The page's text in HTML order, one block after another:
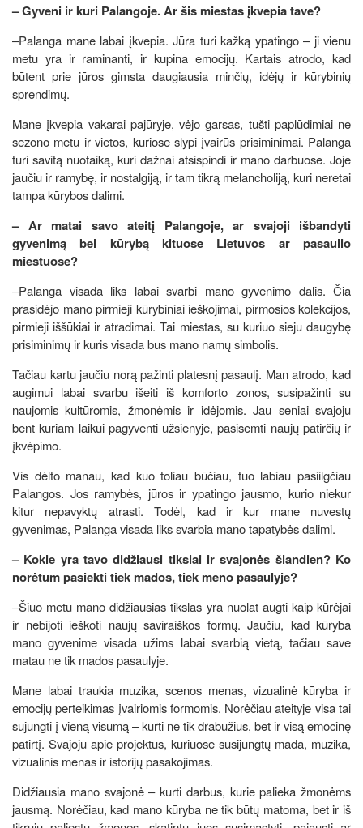
– Gyveni ir kuri Palangoje. Ar šis miestas įkvepia tave?
–Palanga mane labai įkvepia. Jūra turi kažką ypatingo – ji vienu
metu yra ir raminanti, ir kupina emocijų. Kartais atrodo, kad
būtent prie jūros gimsta daugiausia minčių, idėjų ir kūrybinių
sprendimų.
Mane įkvepia vakarai pajūryje, vėjo garsas, tušti paplūdimiai ne
sezono metu ir vietos, kuriose slypi įvairūs prisiminimai. Palanga
turi savitą nuotaiką, kuri dažnai atsispindi ir mano darbuose. Joje
jaučiu ir ramybę, ir nostalgiją, ir tam tikrą melancholiją, kuri neretai
tampa kūrybos dalimi.
– Ar matai savo ateitį Palangoje, ar svajoji išbandyti
gyvenimą bei kūrybą kituose Lietuvos ar pasaulio
miestuose?
–Palanga visada liks labai svarbi mano gyvenimo dalis. Čia
prasidėjo mano pirmieji kūrybiniai ieškojimai, pirmosios kolekcijos,
pirmieji iššūkiai ir atradimai. Tai miestas, su kuriuo sieju daugybę
prisiminimų ir kuris visada bus mano namų simbolis.
Tačiau kartu jaučiu norą pažinti platesnį pasaulį. Man atrodo, kad
augimui labai svarbu išeiti iš komforto zonos, susipažinti su
naujomis kultūromis, žmonėmis ir idėjomis. Jau seniai svajoju
bent kuriam laikui pagyventi užsienyje, pasisemti naujų patirčių ir
įkvėpimo.
Vis dėlto manau, kad kuo toliau būčiau, tuo labiau pasiilgčiau
Palangos. Jos ramybės, jūros ir ypatingo jausmo, kurio niekur
kitur nepavyktų atrasti. Todėl, kad ir kur mane nuvestų
gyvenimas, Palanga visada liks svarbia mano tapatybės dalimi.
– Kokie yra tavo didžiausi tikslai ir svajonės šiandien? Ko
norėtum pasiekti tiek mados, tiek meno pasaulyje?
–Šiuo metu mano didžiausias tikslas yra nuolat augti kaip kūrėjai
ir nebijoti ieškoti naujų saviraiškos formų. Jaučiu, kad kūryba
mano gyvenime visada užims labai svarbią vietą, tačiau save
matau ne tik mados pasaulyje.
Mane labai traukia muzika, scenos menas, vizualinė kūryba ir
emocijų perteikimas įvairiomis formomis. Norėčiau ateityje visa tai
sujungti į vieną visumą – kurti ne tik drabužius, bet ir visą emocinę
patirtį. Svajoju apie projektus, kuriuose susijungtų mada, muzika,
vizualinis menas ir istorijų pasakojimas.
Didžiausia mano svajonė – kurti darbus, kurie palieka žmonėms
jausmą. Norėčiau, kad mano kūryba ne tik būtų matoma, bet ir iš